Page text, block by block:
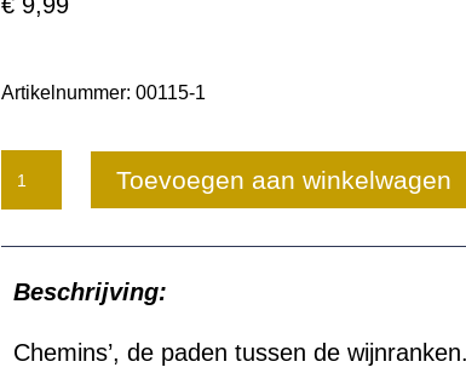
Artikelnummer: 00115-1
Chemin
des
aantal
Toevoegen aan winkelwagen
Beschrijving:
Chemins’, de paden tussen de